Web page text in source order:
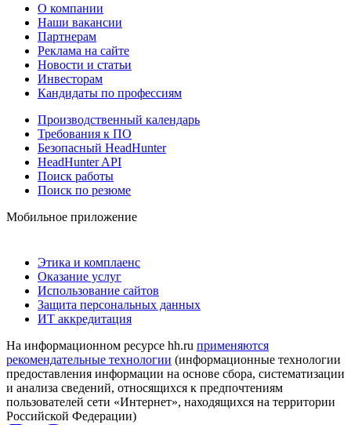
О компании
Наши вакансии
Партнерам
Реклама на сайте
Новости и статьи
Инвесторам
Кандидаты по профессиям
Производственный календарь
Требования к ПО
Безопасный HeadHunter
HeadHunter API
Поиск работы
Поиск по резюме
Мобильное приложение
Этика и комплаенс
Оказание услуг
Использование сайтов
Защита персональных данных
ИТ аккредитация
На информационном ресурсе hh.ru применяются
рекомендательные технологии (информационные технологии
предоставления информации на основе сбора, систематизации
и анализа сведений, относящихся к предпочтениям
пользователей сети «Интернет», находящихся на территории
Российской Федерации)